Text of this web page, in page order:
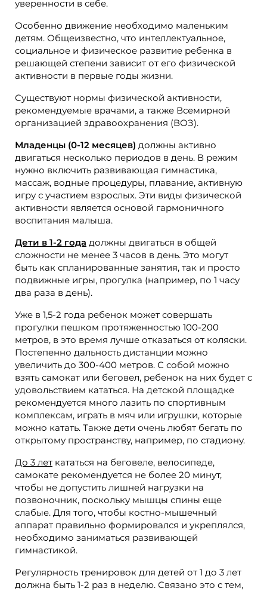
уверенности в себе.
Особенно движение необходимо маленьким
детям. Общеизвестно, что интеллектуальное,
социальное и физическое развитие ребенка в
решающей степени зависит от его физической
активности в первые годы жизни.
Существуют нормы физической активности,
рекомендуемые врачами, а также Всемирной
организацией здравоохранения (ВОЗ).
Младенцы (0-12 месяцев) должны активно
двигаться несколько периодов в день. В режим
нужно включить развивающая гимнастика,
массаж, водные процедуры, плавание, активную
игру с участием взрослых. Эти виды физической
активности является основой гармоничного
воспитания малыша.
Дети в 1-2 года должны двигаться в общей
сложности не менее 3 часов в день. Это могут
быть как спланированные занятия, так и просто
подвижные игры, прогулка (например, по 1 часу
два раза в день).
Уже в 1,5-2 года ребенок может совершать
прогулки пешком протяженностью 100-200
метров, в это время лучше отказаться от коляски.
Постепенно дальность дистанции можно
увеличить до 300-400 метров. С собой можно
взять самокат или беговел, ребенок на них будет с
удовольствием кататься. На детской площадке
рекомендуется много лазить по спортивным
комплексам, играть в мяч или игрушки, которые
можно катать. Также дети очень любят бегать по
открытому пространству, например, по стадиону.
До 3 лет кататься на беговеле, велосипеде,
самокате рекомендуется не более 20 минут,
чтобы не допустить лишней нагрузки на
позвоночник, поскольку мышцы спины еще
слабые. Для того, чтобы костно-мышечный
аппарат правильно формировался и укреплялся,
необходимо заниматься развивающей
гимнастикой.
Регулярность тренировок для детей от 1 до 3 лет
должна быть 1-2 раз в неделю. Связано это с тем,